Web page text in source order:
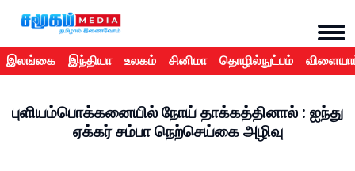
இலங்கை இந்தியா உலகம் சினிமா தொழில்நுட்பம்
புளியம்பொக்கனையில் நோய் தாக்கத்தினால் : ஐந்து
ஏக்கர் சம்பா நெற்செய்கை அழிவு